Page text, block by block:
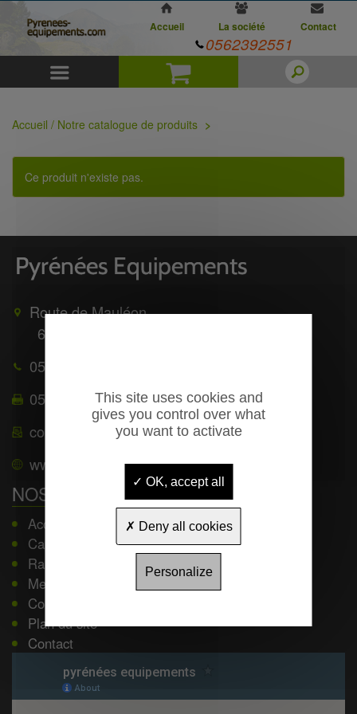
Panier
Accueil La société Contact
0562392551
Accueil / Notre catalogue de produits
Ce produit n'existe pas.
Route de Mauléon
65370
05 62 39 25 51
05 62 39 22 55
contact@pyrenees-equipements.com
www.pyrenees-equipements.com
NOS SERVICES
Accueil
Capacité personnes selon Dimensions table
Rals couleur
Mentions légales
Conditions générales de vente
Plan du site
Contact
This site uses cookies and
gives you control over what
you want to activate
OK, accept all
Deny all cookies
Personalize